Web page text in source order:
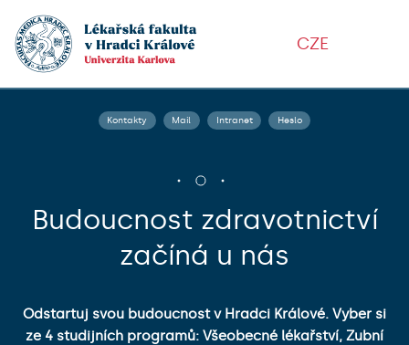
CZE
Kontakty Mail Intranet Heslo
Budoucnost zdravotnictví
začíná u nás
Odstartuj svou budoucnost v Hradci Králové. Vyber si
ze 4 studijních programů: Všeobecné lékařství, Zubní